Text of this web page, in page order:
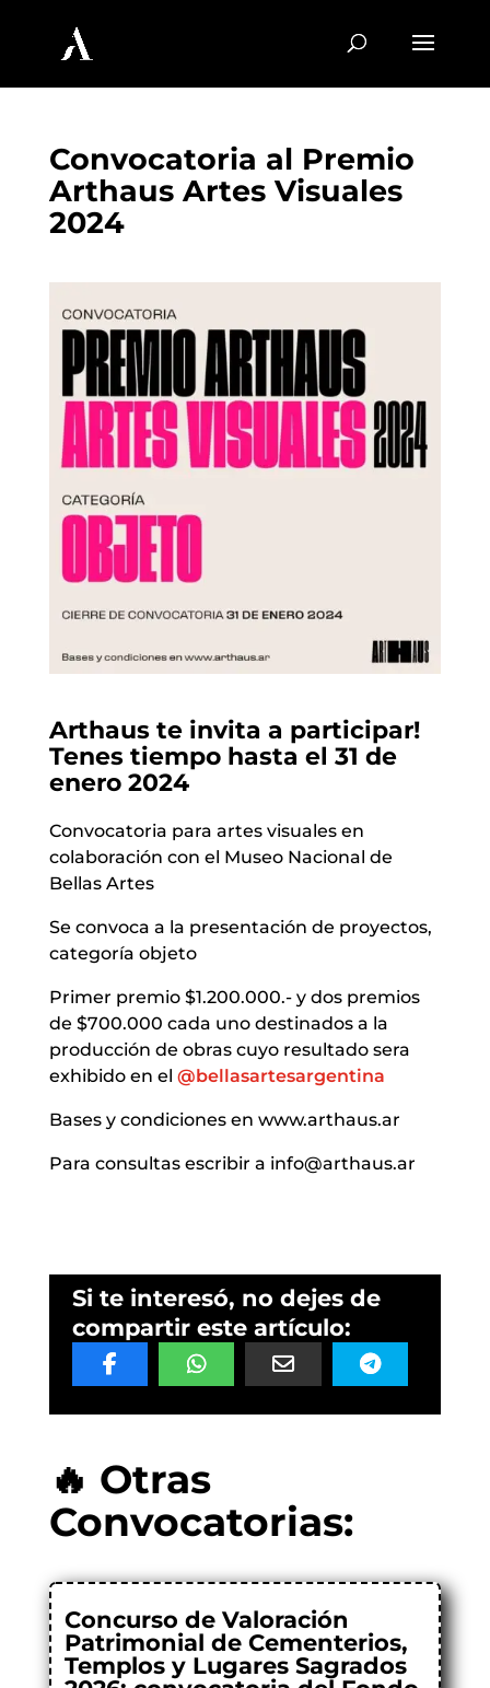
Convocatoria al Premio
Arthaus Artes Visuales
2024
Arthaus te invita a participar!
Tenes tiempo hasta el 31 de
enero 2024
Convocatoria para artes visuales en
colaboración con el Museo Nacional de
Bellas Artes
Se convoca a la presentación de proyectos,
categoría objeto
Primer premio $1.200.000.- y dos premios
de $700.000 cada uno destinados a la
producción de obras cuyo resultado sera
exhibido en el @bellasartesargentina
Bases y condiciones en www.arthaus.ar
Para consultas escribir a info@arthaus.ar
Si te interesó, no dejes de
compartir este artículo:
🔥 Otras
Convocatorias:
Concurso de Valoración
Patrimonial de Cementerios,
Templos y Lugares Sagrados